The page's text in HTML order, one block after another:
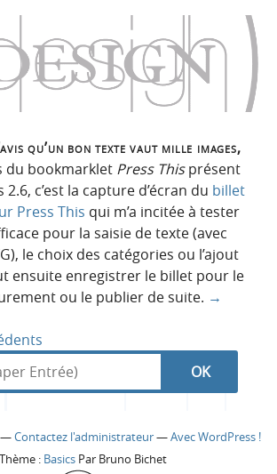
qu’un bon texte vaut mille images,
du bookmarklet Press Thisprésent
c’est la capture d’écran du billet
Press This qui m’a incitée à tester
pour la saisie de texte (avec
le choix des catégories ou l’ajout
ensuite enregistrer le billet pour le
ou le publier de suite. →
—Contactez l'administrateur—Avec WordPress !
Thème : Basics Par Bruno Bichet